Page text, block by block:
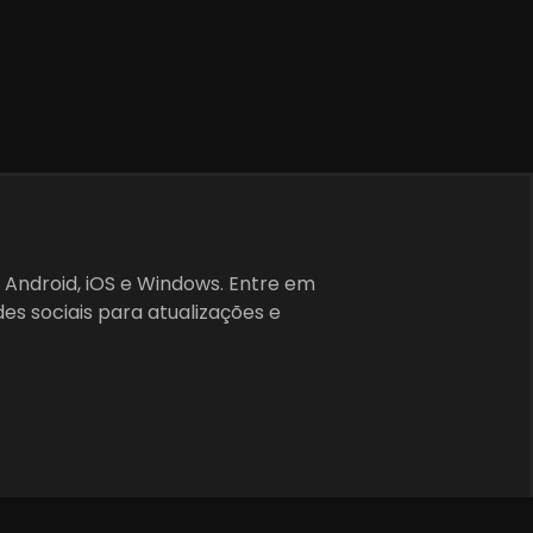
iOS e Windows. Entre em
sociais para atualizações e